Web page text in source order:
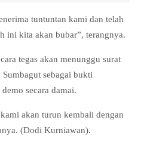
tuntuntan kami dan telah
ini kita akan bubar”, terangnya.
tegas akan menunggu surat
sebagai bukti
secara damai.
akan turun kembali dengan
(Dodi Kurniawan).